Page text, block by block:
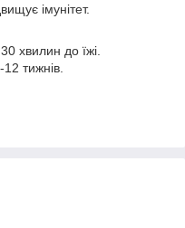
імунітет.
хвилин до їжі.
тижнів.